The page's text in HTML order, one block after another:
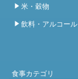
米・穀物
飲料・アルコール
食事カテゴリ